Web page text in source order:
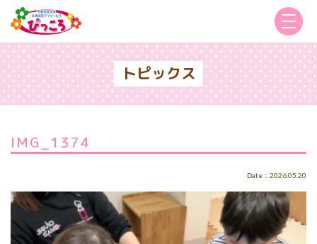
トピックス
IMG_1374
Date：2026.05.20